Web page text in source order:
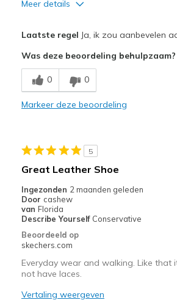
Meer details
Breathe Well
Comfortable
Beste toepassingen
Going Out
Sizing
Feels true to size
Laatste regel Ja, ik zou aanbevelen
Was deze beoordeling behulpzaam?
0 0
Markeer deze beoordeling
5
Great Leather Shoe
Ingezonden 2 maanden geleden
Door cashew
van Florida
Describe Yourself Conservative
Beoordeeld op
skechers.com
Everyday wear and walking. Like that
not have laces.
Vertaling weergeven